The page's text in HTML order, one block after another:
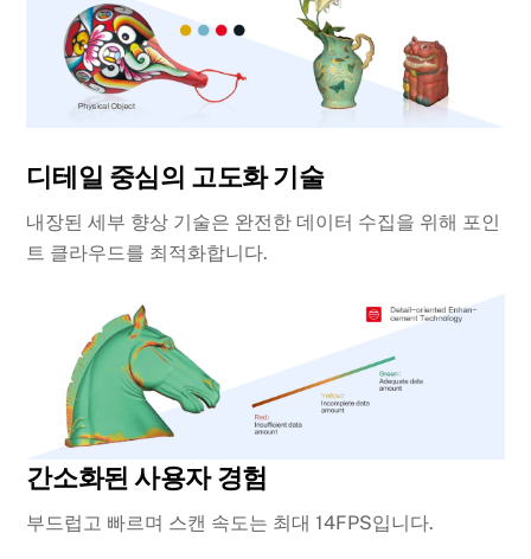
디테일 중심의 고도화 기술
내장된 세부 향상 기술은 완전한 데이터 수집을 위해 포인
트 클라우드를 최적화합니다.
간소화된 사용자 경험
부드럽고 빠르며 스캔 속도는 최대 14FPS입니다.